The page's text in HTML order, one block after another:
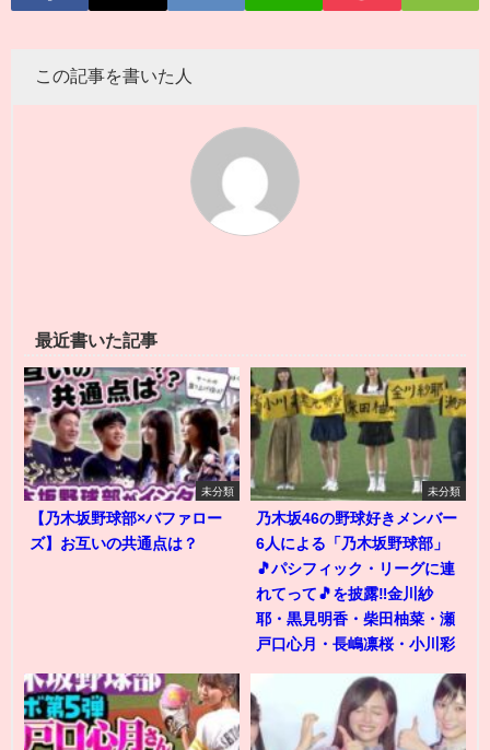
この記事を書いた人
最近書いた記事
未分類
【乃木坂野球部×バファロー
ズ】お互いの共通点は？
未分類
乃木坂46の野球好きメンバー
6人による「乃木坂野球部」
🎵パシフィック・リーグに連
れてって🎵を披露‼️金川紗
耶・黒見明香・柴田柚菜・瀬
戸口心月・長嶋凛桜・小川彩